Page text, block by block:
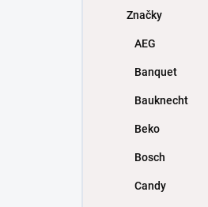
Značky
AEG
Banquet
Bauknecht
Beko
Bosch
Candy